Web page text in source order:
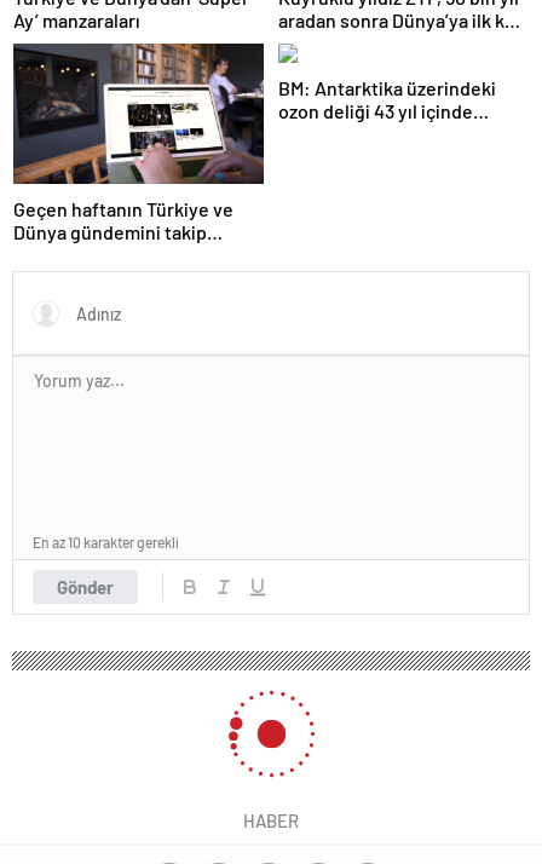
Ay’ manzaraları
aradan sonra Dünya’ya ilk kez
çok yaklaşacak
Geçen haftanın Türkiye ve
Dünya gündemini takip
BM: Antarktika üzerindeki
ozon deliği 43 yıl içinde
Gönder
En az 10 karakter gerekli
HABER